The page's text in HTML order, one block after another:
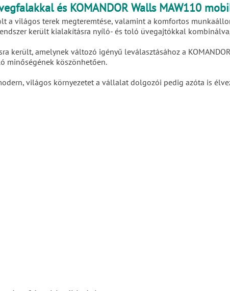
és KOMANDOR Walls MAW110
a világos terek megteremtése, valamint a komfortos
került kialakításra nyíló- és toló üvegajtókkal
került, amelynek változó igényű leválasztásához a
minőségének köszönhetően.
világos környezetet a vállalat dolgozói pedig azóta is